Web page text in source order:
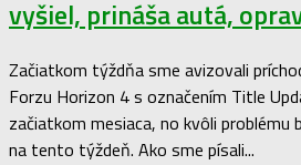
vyšiel, prináša autá,
Začiatkom týždňa sme avizovali
Forzu Horizon 4 s označením Title
začiatkom mesiaca, no kvôli problému
na tento týždeň. Ako sme písali...